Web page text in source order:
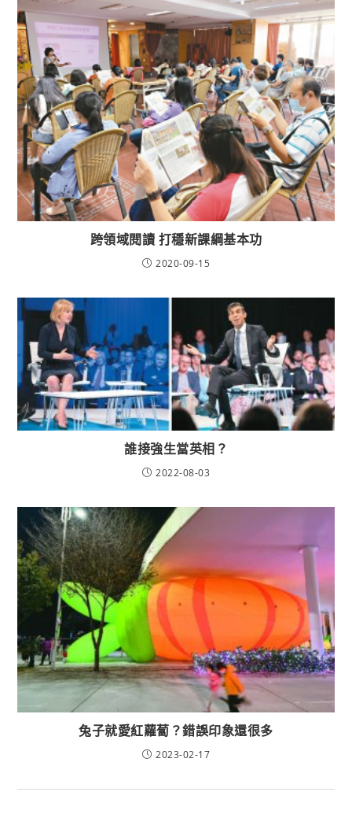
跨領域閱讀 打穩新課綱基本功
2020-09-15
誰接強生當英相？
2022-08-03
兔子就愛紅蘿蔔？錯誤印象還很多
2023-02-17